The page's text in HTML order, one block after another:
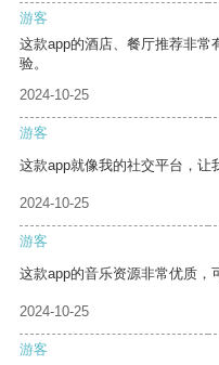
游客
这款app的酒店、餐厅推荐非常
验。
2024-10-25
游客
这款app就像我的社交平台，让
2024-10-25
游客
这款app的音乐资源非常优质，
2024-10-25
游客